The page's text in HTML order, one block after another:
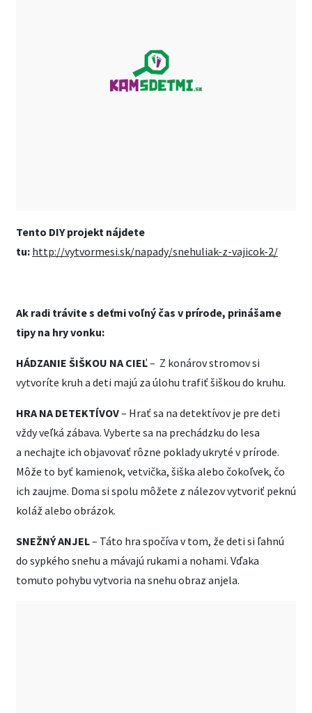
Tento DIY projekt nájdete
tu: http://vytvormesi.sk/napady/snehuliak-z-vajicok-2/
Ak radi trávite s deťmi voľný čas v prírode, prinášame
tipy na hry vonku:
HÁDZANIE ŠIŠKOU NA CIEĽ– Z konárov stromov si
vytvoríte kruh a deti majú za úlohu trafiť šiškou do kruhu.
HRA NA DETEKTÍVOV– Hrať sa na detektívov je pre deti
vždy veľká zábava. Vyberte sa na prechádzku do lesa
a nechajte ich objavovať rôzne poklady ukryté v prírode.
Môže to byť kamienok, vetvička, šiška alebo čokoľvek, čo
ich zaujme. Doma si spolu môžete z nálezov vytvoriť peknú
koláž alebo obrázok.
SNEŽNÝ ANJEL– Táto hra spočíva v tom, že deti si ľahnú
do sypkého snehu a mávajú rukami a nohami. Vďaka
tomuto pohybu vytvoria na snehu obraz anjela.